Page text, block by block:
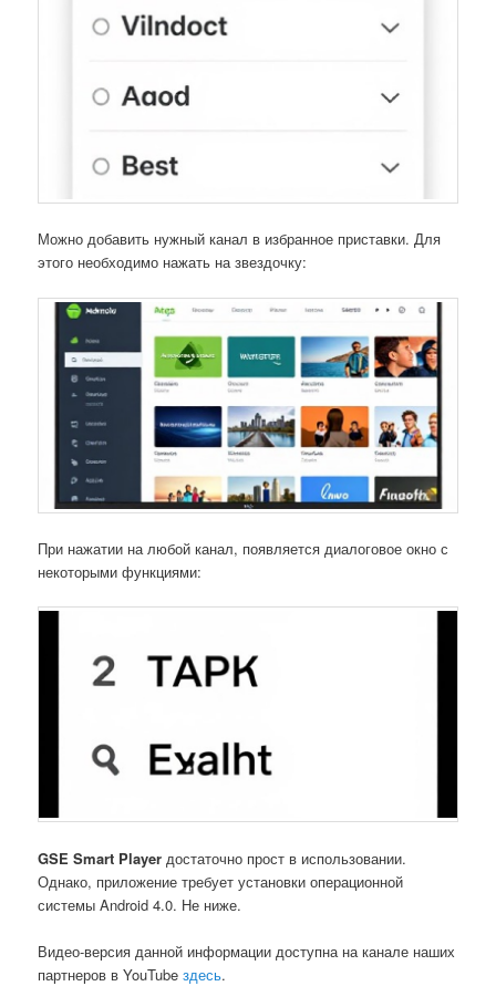
Можно добавить нужный канал в избранное приставки. Для
этого необходимо нажать на звездочку:
При нажатии на любой канал, появляется диалоговое окно с
некоторыми функциями:
GSE Smart Player достаточно прост в использовании.
Однако, приложение требует установки операционной
системы Android 4.0. Не ниже.
Видео-версия данной информации доступна на канале наших
партнеров в YouTubeздесь.